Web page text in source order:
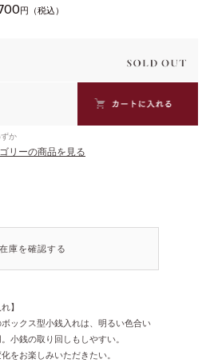
円（税込）
か
リーの商品を見る
庫を確認する
】
ックス型小銭入れは、明るい色合い
小銭の取り回しもしやすい。
をお楽しみいただきたい。